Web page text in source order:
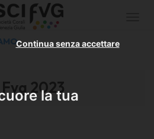
la tua
Continua senza accettare
2023